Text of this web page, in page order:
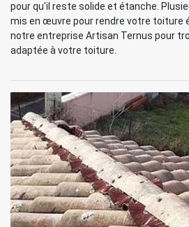
pour qu'il reste solide et étanche.
mis en œuvre pour rendre votre toiture
notre entreprise Artisan Ternus pour
adaptée à votre toiture.